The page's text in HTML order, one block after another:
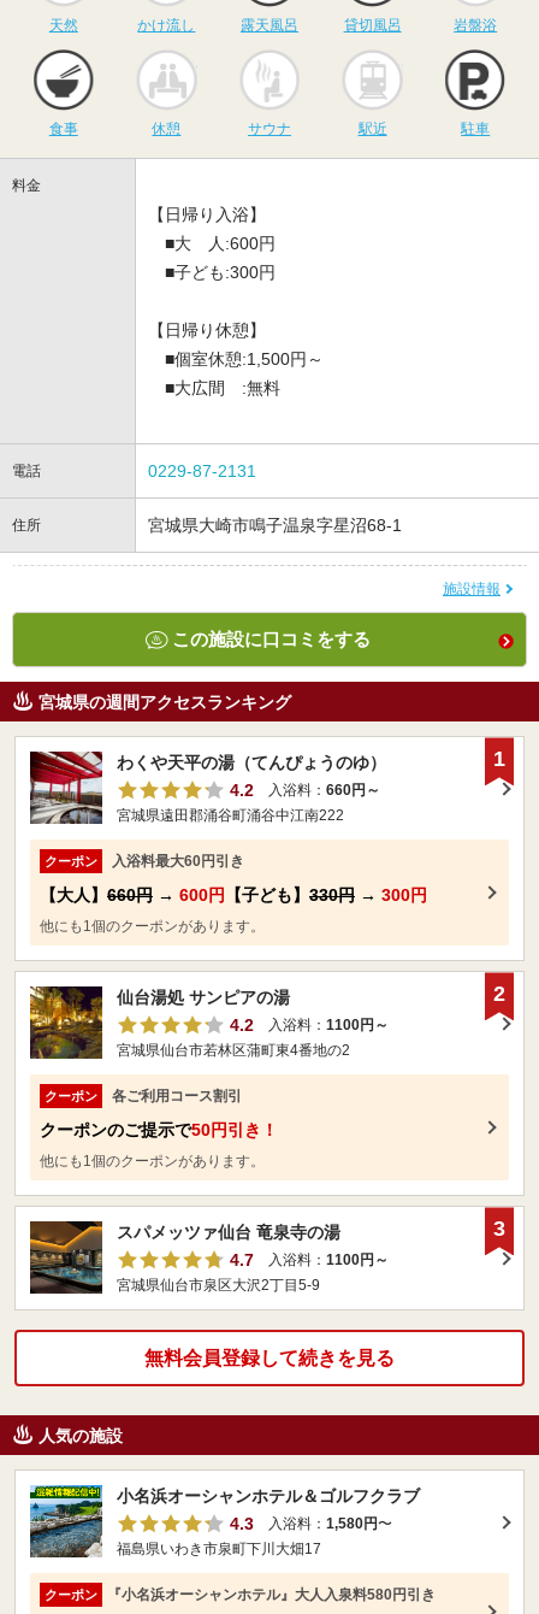
天然 かけ流し 露天風呂 貸切風呂 岩盤浴
食事 休憩
サウナ
サウナ 駅近 駐車
料金
【日帰り入浴】
■大 人:600円
■子ども:300円
【日帰り休憩】
■個室休憩:1,500円～
■大広間 :無料
電話 0229-87-2131
住所 宮城県大崎市鳴子温泉字星沼68-1
施設情報
この施設に口コミをする
宮城県の週間アクセスランキング
わくや天平の湯（てんぴょうのゆ）
4.2
入浴料： 660円～
宮城県遠田郡涌谷町涌谷中江南222
クーポン 入浴料最大60円引き
【大人】 660円 → 600円 【子ども】 330円 → 300円
他にも1個のクーポンがあります。
1
仙台湯処 サンピアの湯
4.2
入浴料： 1100円～
宮城県仙台市若林区蒲町東4番地の2
クーポン 各ご利用コース割引
クーポンのご提示で50円引き！
他にも1個のクーポンがあります。
2
スパメッツァ仙台 竜泉寺の湯
4.7
入浴料： 1100円～
宮城県仙台市泉区大沢2丁目5-9
3
無料会員登録して続きを見る
人気の施設
小名浜オーシャンホテル＆ゴルフクラブ
4.3
入浴料： 1,580円〜
福島県いわき市泉町下川大畑17
クーポン 『小名浜オーシャンホテル』大人入泉料580円引き